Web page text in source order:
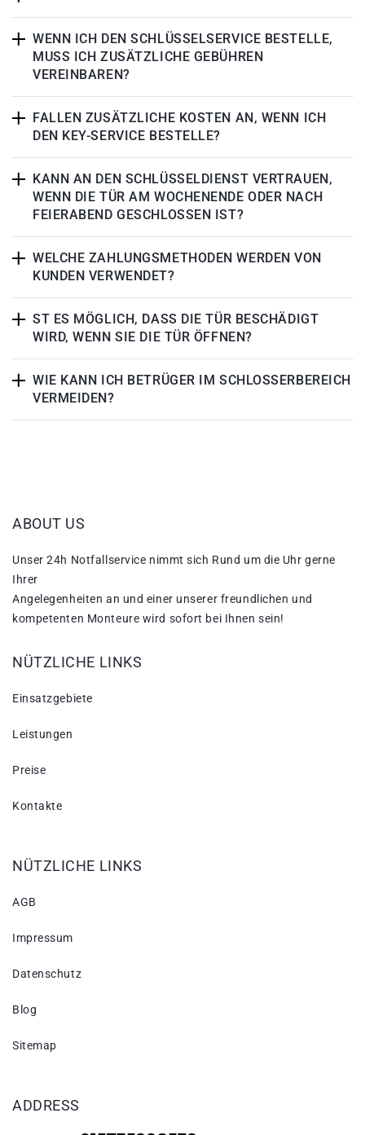
WENN ICH DEN SCHLÜSSELSERVICE BESTELLE,
MUSS ICH ZUSÄTZLICHE GEBÜHREN
VEREINBAREN?
FALLEN ZUSÄTZLICHE KOSTEN AN, WENN ICH
DEN KEY-SERVICE BESTELLE?
KANN AN DEN SCHLÜSSELDIENST VERTRAUEN,
WENN DIE TÜR AM WOCHENENDE ODER NACH
FEIERABEND GESCHLOSSEN IST?
WELCHE ZAHLUNGSMETHODEN WERDEN VON
KUNDEN VERWENDET?
ST ES MÖGLICH, DASS DIE TÜR BESCHÄDIGT
WIRD, WENN SIE DIE TÜR ÖFFNEN?
WIE KANN ICH BETRÜGER IM SCHLOSSERBEREICH
VERMEIDEN?
ABOUT US
Unser 24h Notfallservice nimmt sich Rund um die Uhr gerne
Ihrer
Angelegenheiten an und einer unserer freundlichen und
kompetenten Monteure wird sofort bei Ihnen sein!
NÜTZLICHE LINKS
Einsatzgebiete
Leistungen
Preise
Kontakte
NÜTZLICHE LINKS
AGB
Impressum
Datenschutz
Blog
Sitemap
ADDRESS